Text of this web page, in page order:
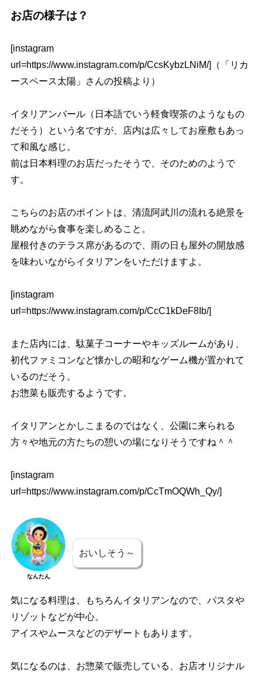
お店の様子は？
[instagram
url=https://www.instagram.com/p/CcsKybzLNiM/]（「リカ
ースペース太陽」さんの投稿より）
イタリアンバール（日本語でいう軽食喫茶のようなもの
だそう）という名ですが、店内は広々してお座敷もあっ
て和風な感じ。
前は日本料理のお店だったそうで、そのためのようで
す。
こちらのお店のポイントは、清流阿武川の流れる絶景を
眺めながら食事を楽しめること。
屋根付きのテラス席があるので、雨の日も屋外の開放感
を味わいながらイタリアンをいただけますよ。
[instagram
url=https://www.instagram.com/p/CcC1kDeF8Ib/]
また店内には、駄菓子コーナーやキッズルームがあり、
初代ファミコンなど懐かしの昭和なゲーム機が置かれて
いるのだそう。
お惣菜も販売するようです。
イタリアンとかしこまるのではなく、公園に来られる
方々や地元の方たちの憩いの場になりそうですね＾＾
[instagram
url=https://www.instagram.com/p/CcTmOQWh_Qy/]
なんたん
おいしそう～
気になる料理は、もちろんイタリアンなので、パスタや
リゾットなどが中心。
アイスやムースなどのデザートもあります。
気になるのは、お惣菜で販売している、お店オリジナル